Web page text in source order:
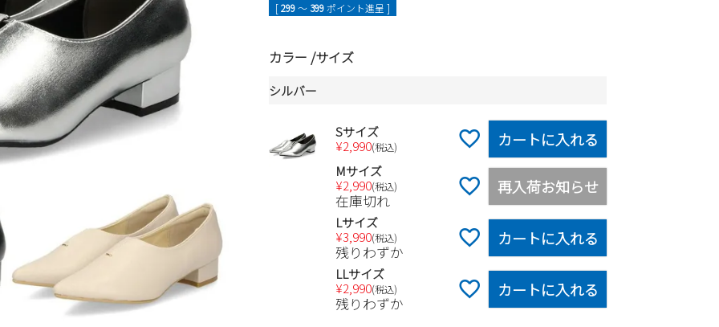
[299〜 399ポイント進呈 ]
カラー サイズ
シルバー
Sサイズ
¥2,990 税込 カートに入れる
Mサイズ
¥2,990 税込
在庫切れ
再入荷お知らせ
Lサイズ
¥3,990 税込
残りわずか
カートに入れる
LLサイズ
¥2,990 税込
残りわずか
カートに入れる